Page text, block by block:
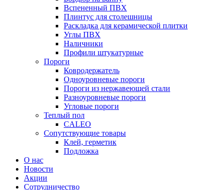
Вспененный ПВХ
Плинтус для столешницы
Раскладка для керамической плитки
Углы ПВХ
Наличники
Профили штукатурные
Пороги
Ковродержатель
Одноуровневые пороги
Пороги из нержавеющей стали
Разноуровневые пороги
Угловые пороги
Теплый пол
CALEO
Сопутствующие товары
Клей, герметик
Подложка
О нас
Новости
Акции
Сотрудничество